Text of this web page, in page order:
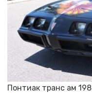
Понтиак транс ам 198